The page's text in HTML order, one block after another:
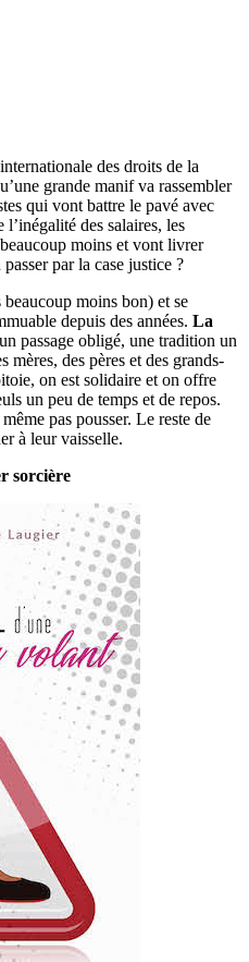
des droits de la
grande manif va rassembler
qui vont battre le pavé avec
des salaires, les
moins et vont livrer
par la case justice ?
moins bon) et se
depuis des années. La
passage obligé, une tradition un
des pères et des grands-
on est solidaire et on offre
un peu de temps et de repos.
pas pousser. Le reste de
à leur vaisselle.
sorcière